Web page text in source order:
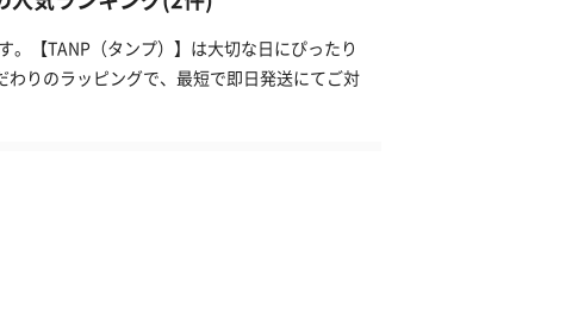
【TANP（タンプ）】は大切な日にぴったり
りのラッピングで、最短で即日発送にてご対